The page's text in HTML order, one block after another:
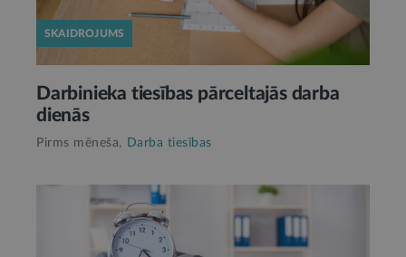
SKAIDROJUMS
Darbinieka tiesības pārceltajās darba
dienās
Pirms mēneša, Darba tiesības